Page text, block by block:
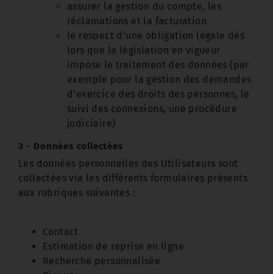
assurer la gestion du compte, les
réclamations et la facturation
le respect d’une obligation légale dès
lors que la législation en vigueur
impose le traitement des données (par
exemple pour la gestion des demandes
d’exercice des droits des personnes, le
suivi des connexions, une procédure
judiciaire)
3 - Données collectées
Les données personnelles des Utilisateurs sont
collectées via les différents formulaires présents
aux rubriques suivantes :
Contact
Estimation de reprise en ligne
Recherche personnalisée